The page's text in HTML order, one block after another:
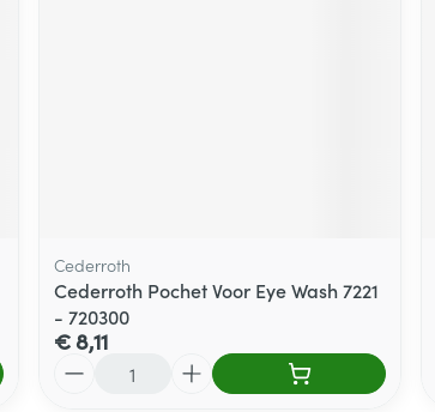
Cederroth
Cederroth Pochet Voor Eye Wash 7221
- 720300
€ 8,11